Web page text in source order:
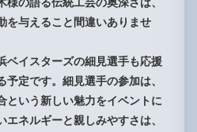
を与えること間違いありませ
ベイスターズの細見選手も応援
予定です。細見選手の参加は、
という新しい魅力をイベントに
エネルギーと親しみやすさは、